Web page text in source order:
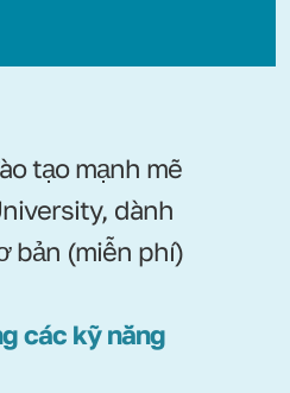
tạo mạnh mẽ
dành
bản (miễn phí)
các kỹ năng